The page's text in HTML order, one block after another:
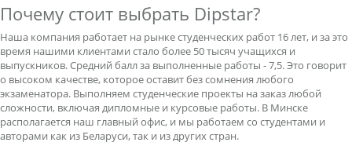
Почему стоит выбрать Dipstar?
Наша компания работает на рынке студенческих работ 16 лет, и за это
время нашими клиентами стало более 50 тысяч учащихся и
выпускников. Средний балл за выполненные работы - 7,5. Это говорит
о высоком качестве, которое оставит без сомнения любого
экзаменатора. Выполняем студенческие проекты на заказ любой
сложности, включая дипломные и курсовые работы. В Минске
располагается наш главный офис, и мы работаем со студентами и
авторами как из Беларуси, так и из других стран.